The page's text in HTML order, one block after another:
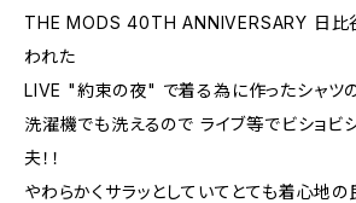
THE MODS 40TH ANNIVERSARY 日比
われた
LIVE "約束の夜" で着る為に作ったシャツの
洗濯機でも洗えるので ライブ等でビショビ
夫！！
やわらかくサラッとしていてとても着心地